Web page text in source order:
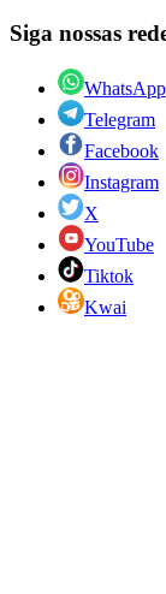
Siga nossas
WhatsApp
Telegram
Facebook
Instagram
X
YouTube
Tiktok
Kwai